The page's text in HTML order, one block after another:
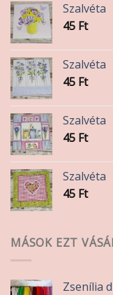
Szalvéta
45 Ft
Szalvéta
45 Ft
Szalvéta
45 Ft
Szalvéta
45 Ft
MÁSOK EZT
Zsenília